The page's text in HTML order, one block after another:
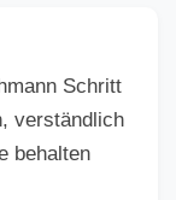
Schritt
verständlich
behalten